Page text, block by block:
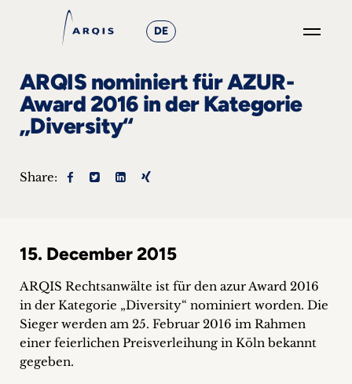
DE
Focus
Groups
&
Events
+
Career
ARQIS nominiert für AZUR-
Award 2016 in der Kategorie
„Diversity“
Share:
15. December 2015
ARQIS Rechtsanwälte ist für den azur Award 2016
in der Kategorie „Diversity“ nominiert worden. Die
Sieger werden am 25. Februar 2016 im Rahmen
einer feierlichen Preisverleihung in Köln bekannt
gegeben.